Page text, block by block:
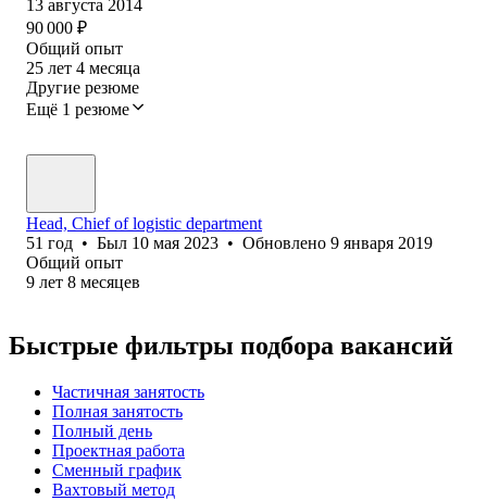
13 августа 2014
90 000 ₽
Общий опыт
25 лет 4 месяца
Другие резюме
Ещё 1 резюме
Head, Chief of logistic department
51 год • Был 10 мая 2023 • Обновлено 9 января 2019
Общий опыт
9 лет 8 месяцев
Быстрые фильтры подбора вакансий
Частичная занятость
Полная занятость
Полный день
Проектная работа
Сменный график
Вахтовый метод